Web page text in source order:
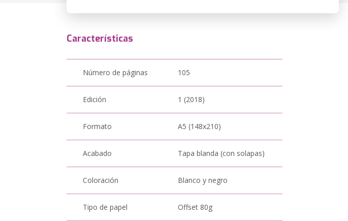
Características
Número de páginas 105
Edición 1 (2018)
Formato A5 (148x210)
Acabado Tapa blanda (con solapas)
Coloración Blanco y negro
Tipo de papel Offset 80g